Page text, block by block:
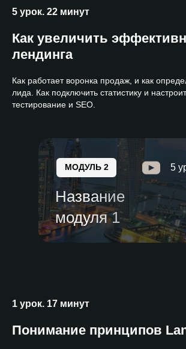
5 урок. 22 минут
Как увеличить
лендинга
Как работает воронка продаж, и как
лида. Как подключить статистику и
тестирование и SEO.
Название
модуля 1
МОДУЛЬ 2 5
1 урок. 17 минут
Понимание принципов